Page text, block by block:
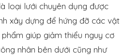
loại lưới chuyên dụng được
xây dựng để hứng đỡ các vật
giúp giảm thiểu nguy cơ
nhân bên dưới cũng như